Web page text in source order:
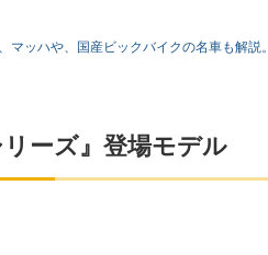
ッハや、国産ビックバイクの名車も解説。
ーズ』登場モデル